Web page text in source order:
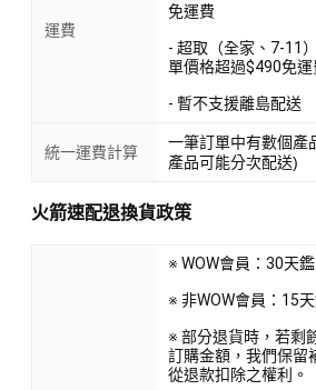
運費
免運費
- 超取（全家、7-11
單價格超過$490免運
- 暫不支援離島配送
統一運費計算
一筆訂單中有數個產
產品可能分次配送)
火箭速配退換貨政策
※ WOW會員：30天
※ 非WOW會員：15
※ 部分退貨時，若剩
訂購金額，我們保留
從退款扣除之權利。